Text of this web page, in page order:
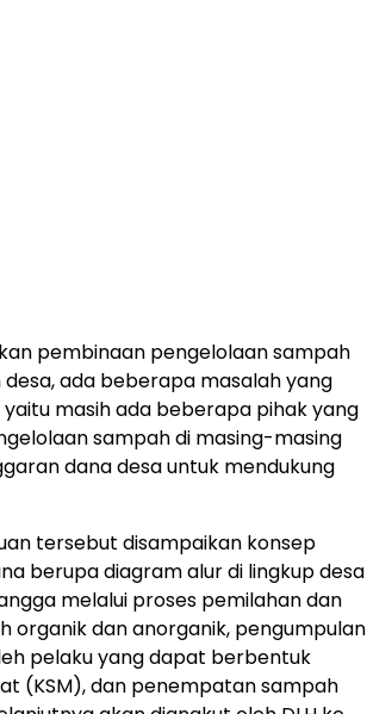
pembinaan pengelolaan sampah
ada beberapa masalah yang
masih ada beberapa pihak yang
sampah di masing-masing
dana desa untuk mendukung
tersebut disampaikan konsep
berupa diagram alur di lingkup desa
melalui proses pemilahan dan
organik dan anorganik, pengumpulan
pelaku yang dapat berbentuk
(KSM), dan penempatan sampah